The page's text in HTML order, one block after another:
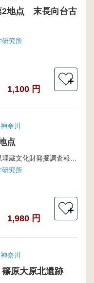
2地点 末長向台古
研究所
1,100 円
＋
神奈川
点
研究所
1,980 円
＋
神奈川
原大原北遺跡